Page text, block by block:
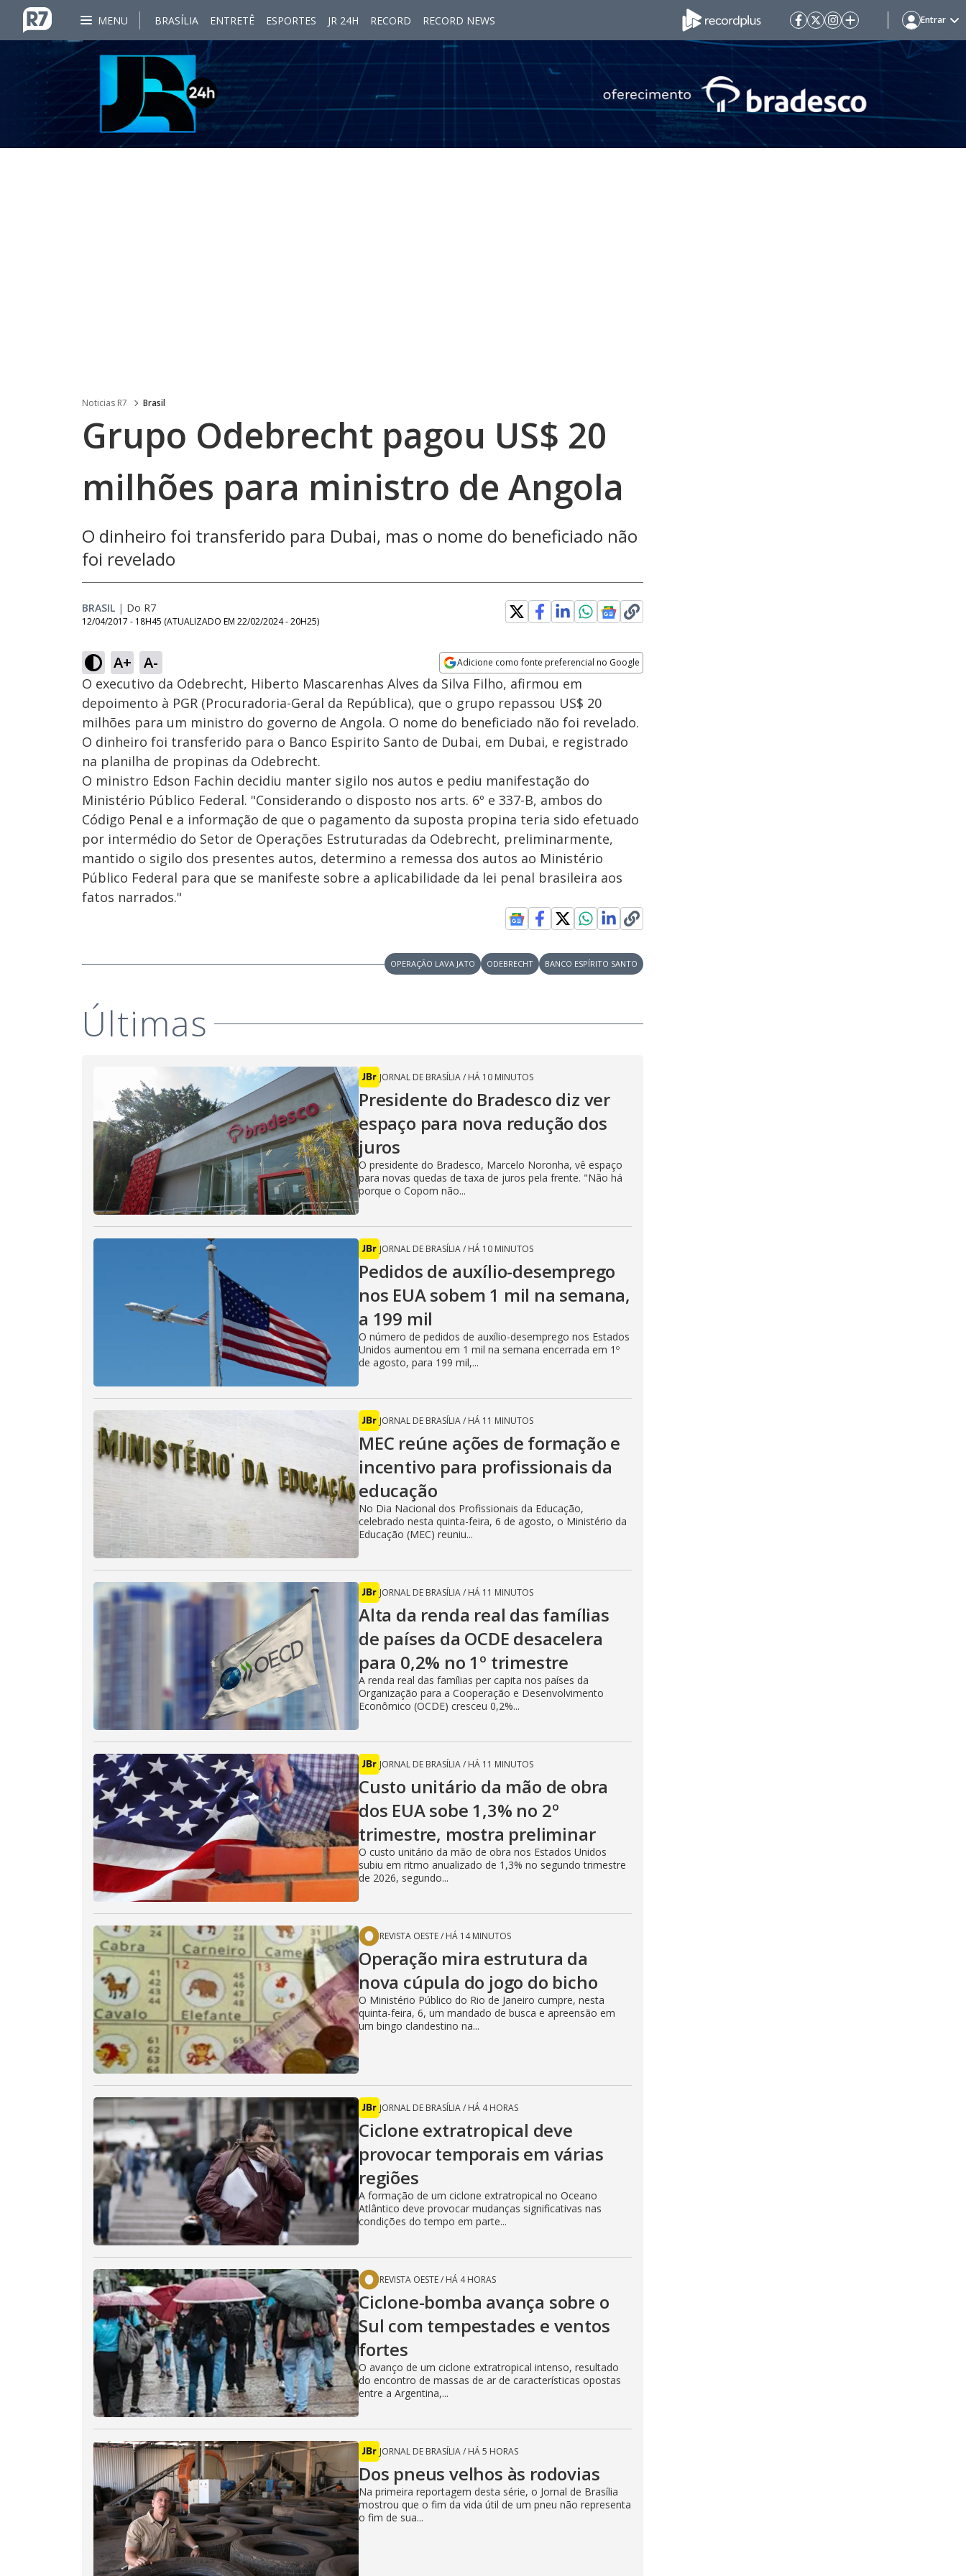
MENU BRASÍLIA ENTRETÊ ESPORTES JR 24H RECORD RECORD NEWS Entrar
Noticias R7 Brasil
Grupo Odebrecht pagou US$ 20
milhões para ministro de Angola
O dinheiro foi transferido para Dubai, mas o nome do beneficiado não
foi revelado
BRASIL | Do R7
12/04/2017 - 18H45 (ATUALIZADO EM 22/02/2024 - 20H25)
A+ A- Adicione como fonte preferencial no Google
Opens in new window
O executivo da Odebrecht, Hiberto Mascarenhas Alves da Silva Filho, afirmou em
depoimento à PGR (Procuradoria-Geral da República), que o grupo repassou US$ 20
milhões para um ministro do governo de Angola. O nome do beneficiado não foi revelado.
O dinheiro foi transferido para o Banco Espirito Santo de Dubai, em Dubai, e registrado
na planilha de propinas da Odebrecht.
O ministro Edson Fachin decidiu manter sigilo nos autos e pediu manifestação do
Ministério Público Federal. "Considerando o disposto nos arts. 6º e 337-B, ambos do
Código Penal e a informação de que o pagamento da suposta propina teria sido efetuado
por intermédio do Setor de Operações Estruturadas da Odebrecht, preliminarmente,
mantido o sigilo dos presentes autos, determino a remessa dos autos ao Ministério
Público Federal para que se manifeste sobre a aplicabilidade da lei penal brasileira aos
fatos narrados."
OPERAÇÃO LAVA JATO ODEBRECHT BANCO ESPÍRITO SANTO
Últimas
JORNAL DE BRASÍLIA/ HÁ 10 MINUTOS
Presidente do Bradesco diz ver
espaço para nova redução dos
juros
O presidente do Bradesco, Marcelo Noronha, vê espaço
para novas quedas de taxa de juros pela frente. "Não há
porque o Copom não...
JORNAL DE BRASÍLIA/ HÁ 10 MINUTOS
Pedidos de auxílio-desemprego
nos EUA sobem 1 mil na semana,
a 199 mil
O número de pedidos de auxílio-desemprego nos Estados
Unidos aumentou em 1 mil na semana encerrada em 1º
de agosto, para 199 mil,...
JORNAL DE BRASÍLIA/ HÁ 11 MINUTOS
MEC reúne ações de formação e
incentivo para profissionais da
educação
No Dia Nacional dos Profissionais da Educação,
celebrado nesta quinta-feira, 6 de agosto, o Ministério da
Educação (MEC) reuniu...
JORNAL DE BRASÍLIA/ HÁ 11 MINUTOS
Alta da renda real das famílias
de países da OCDE desacelera
para 0,2% no 1º trimestre
A renda real das famílias per capita nos países da
Organização para a Cooperação e Desenvolvimento
Econômico (OCDE) cresceu 0,2%...
JORNAL DE BRASÍLIA/ HÁ 11 MINUTOS
Custo unitário da mão de obra
dos EUA sobe 1,3% no 2º
trimestre, mostra preliminar
O custo unitário da mão de obra nos Estados Unidos
subiu em ritmo anualizado de 1,3% no segundo trimestre
de 2026, segundo...
REVISTA OESTE/ HÁ 14 MINUTOS
Operação mira estrutura da
nova cúpula do jogo do bicho
O Ministério Público do Rio de Janeiro cumpre, nesta
quinta-feira, 6, um mandado de busca e apreensão em
um bingo clandestino na...
JORNAL DE BRASÍLIA/ HÁ 4 HORAS
Ciclone extratropical deve
provocar temporais em várias
regiões
A formação de um ciclone extratropical no Oceano
Atlântico deve provocar mudanças significativas nas
condições do tempo em parte...
REVISTA OESTE/ HÁ 4 HORAS
Ciclone-bomba avança sobre o
Sul com tempestades e ventos
fortes
O avanço de um ciclone extratropical intenso, resultado
do encontro de massas de ar de características opostas
entre a Argentina,...
JORNAL DE BRASÍLIA/ HÁ 5 HORAS
Dos pneus velhos às rodovias
Na primeira reportagem desta série, o Jornal de Brasília
mostrou que o fim da vida útil de um pneu não representa
o fim de sua...